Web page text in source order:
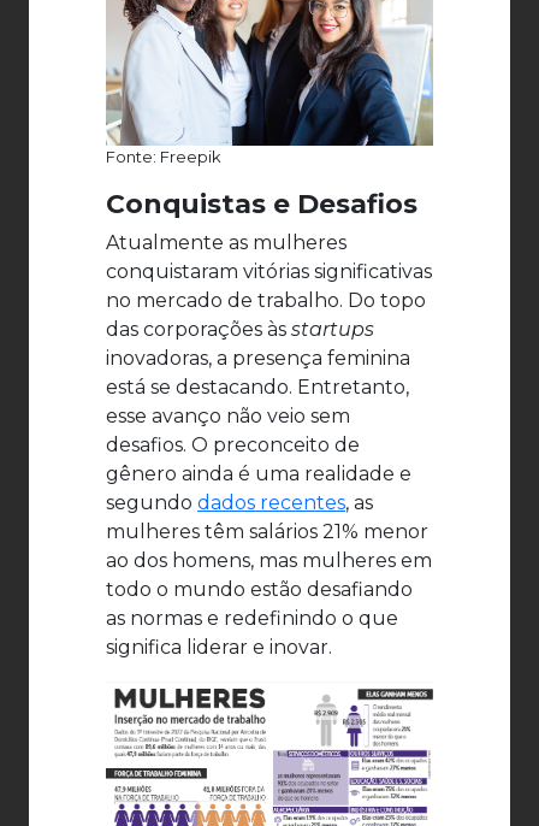
Fonte: Freepik
Conquistas e Desafios
Atualmente as mulheres
conquistaram vitórias significativas
no mercado de trabalho. Do topo
das corporações às startups
inovadoras, a presença feminina
está se destacando. Entretanto,
esse avanço não veio sem
desafios. O preconceito de
gênero ainda é uma realidade e
segundo dados recentes, as
mulheres têm salários 21% menor
ao dos homens, mas mulheres em
todo o mundo estão desafiando
as normas e redefinindo o que
significa liderar e inovar.